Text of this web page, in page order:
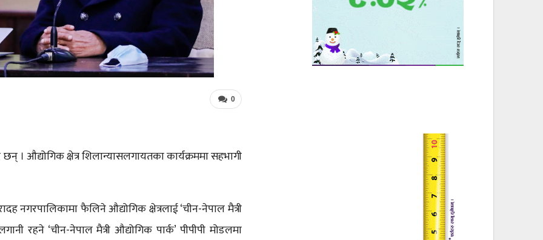
0
। औद्योगिक क्षेत्र शिलान्यासलगायतका कार्यक्रममा सहभागी
नगरपालिकामा फैलिने औद्योगिक क्षेत्रलाई ‘चीन-नेपाल मैत्री
रहने ‘चीन-नेपाल मैत्री औद्योगिक पार्क’ पीपीपी मोडलमा